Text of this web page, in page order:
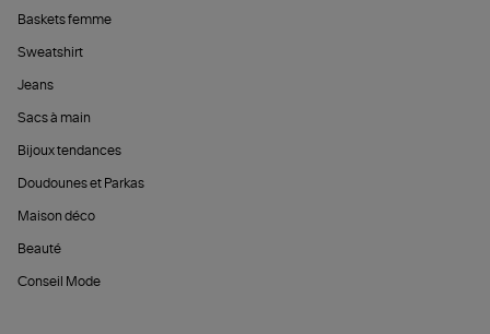
Baskets femme
Sweatshirt
Jeans
Sacs à main
Bijoux tendances
Doudounes et Parkas
Maison déco
Beauté
Conseil Mode